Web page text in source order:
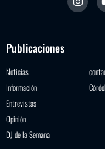
Publicaciones
Noticias
Información
Entrevistas
Opinión
DJ de la Semana